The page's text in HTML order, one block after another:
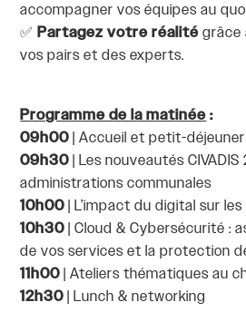
accompagner vos équipes au
✅Partagez votre réalitégrâce
vos pairs et des experts.
Programme de la matinée:
09h00 | Accueil et petit-déjeuner
09h30 | Les nouveautés
administrations communales
10h00 | L’impact du digital sur
10h30 | Cloud & Cybersécurité :
de vos services et la protection
11h00 | Ateliers thématiques au
12h30 | Lunch & networking